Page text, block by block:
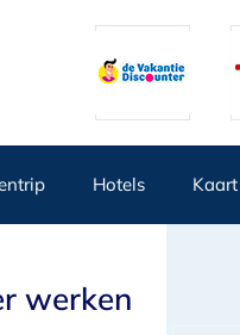
Hotels Kaart
werken